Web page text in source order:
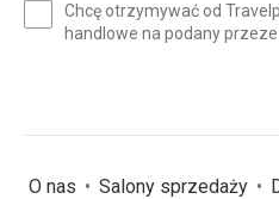
(wymagane)
Chcę otrzymywać od
handlowe na podany
O nas Salony sprzedaży